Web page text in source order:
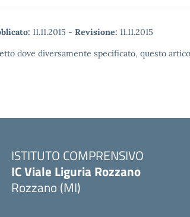
11.11.2015 - Revisione: 11.11.2015
dove diversamente specificato, questo
ISTITUTO COMPRENSIVO
IC Viale Liguria Rozzano
Rozzano (MI)